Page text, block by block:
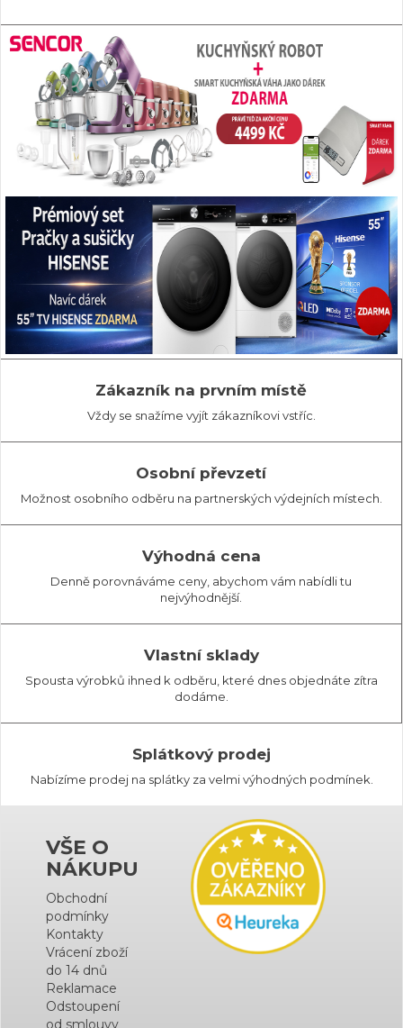
Zákazník na prvním místě
Vždy se snažíme vyjít zákazníkovi vstříc.
Osobní převzetí
Možnost osobního odběru na partnerských výdejních místech.
Výhodná cena
Denně porovnáváme ceny, abychom vám nabídli tu
nejvýhodnější.
Vlastní sklady
Spousta výrobků ihned k odběru, které dnes objednáte zítra
dodáme.
Splátkový prodej
Nabízíme prodej na splátky za velmi výhodných podmínek.
VŠE O
NÁKUPU
Obchodní
podmínky
Kontakty
Vrácení zboží
do 14 dnů
Reklamace
Odstoupení
od smlouvy